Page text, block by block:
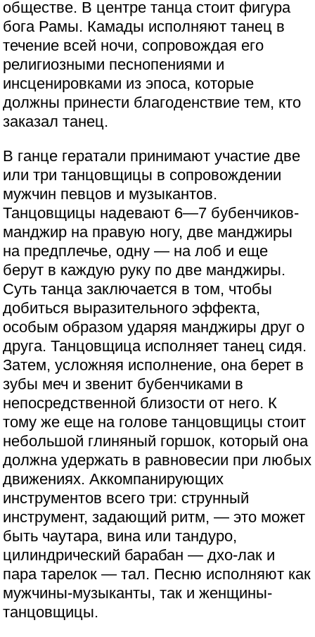
обществе. В центре танца стоит фигура
бога Рамы. Камады исполняют танец в
течение всей ночи, сопровождая его
религиозными песнопениями и
инсценировками из эпоса, которые
должны принести благоденствие тем, кто
заказал танец.
В ганце гератали принимают участие две
или три танцовщицы в сопровождении
мужчин певцов и музыкантов.
Танцовщицы надевают 6—7 бубенчиков-
манджир на правую ногу, две манджиры
на предплечье, одну — на лоб и еще
берут в каждую руку по две манджиры.
Суть танца заключается в том, чтобы
добиться выразительного эффекта,
особым образом ударяя манджиры друг о
друга. Танцовщица исполняет танец сидя.
Затем, усложняя исполнение, она берет в
зубы меч и звенит бубенчиками в
непосредственной близости от него. К
тому же еще на голове танцовщицы стоит
небольшой глиняный горшок, который она
должна удержать в равновесии при любых
движениях. Аккомпанирующих
инструментов всего три: струнный
инструмент, задающий ритм, — это может
быть чаутара, вина или тандуро,
цилиндрический барабан — дхо-лак и
пара тарелок — тал. Песню исполняют как
мужчины-музыканты, так и женщины-
танцовщицы.